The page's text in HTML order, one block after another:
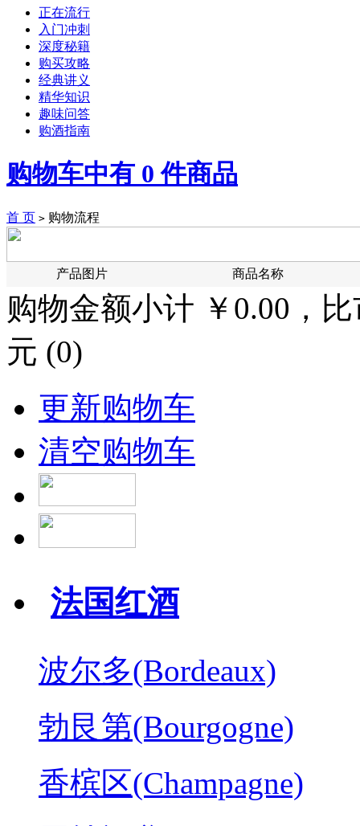
正在流行
入门冲刺
深度秘籍
购买攻略
经典讲义
精华知识
趣味问答
购酒指南
购物车中有 0 件商品
首 页 > 购物流程
产品图片 商品名称
购物金额小计 ￥0.00，
元 (0)
更新购物车
清空购物车
法国红酒
波尔多(Bordeaux)
勃艮第(Bourgogne)
香槟区(Champagne)